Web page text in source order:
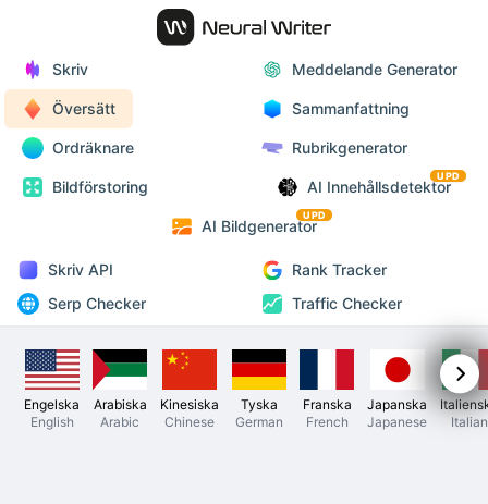
Skriv Meddelande Generator
Översätt Sammanfattning
Ordräknare Rubrikgenerator
Bildförstoring AI Innehållsdetektor
UPD
AI Bildgenerator
UPD
Skriv API
Rank Tracker
Serp Checker
Traffic Checker
Engelska
English
Arabiska
Arabic
Kinesiska
Chinese
Tyska
German
Franska
French
Japanska
Japanese
Italian